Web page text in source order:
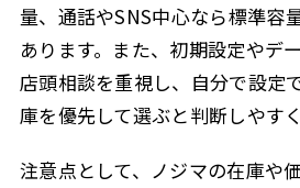
量、通話やSNS中心なら標準容
あります。また、初期設定やデ
店頭相談を重視し、自分で設定
庫を優先して選ぶと判断しやす
注意点として、ノジマの在庫や